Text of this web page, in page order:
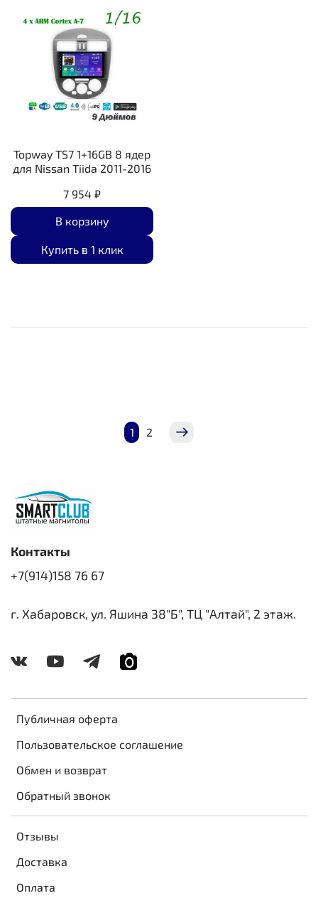
Topway TS7 1+16GB 8 ядер
для Nissan Tiida 2011-2016
7 954 ₽
В корзину
Купить в 1 клик
1 2
Публичная оферта
Пользовательское соглашение
Обмен и возврат
Обратный звонок
Отзывы
Доставка
Оплата
Контакты
+7(914)158 76 67
г. Хабаровск, ул. Яшина 38"Б", ТЦ "Алтай", 2 этаж.